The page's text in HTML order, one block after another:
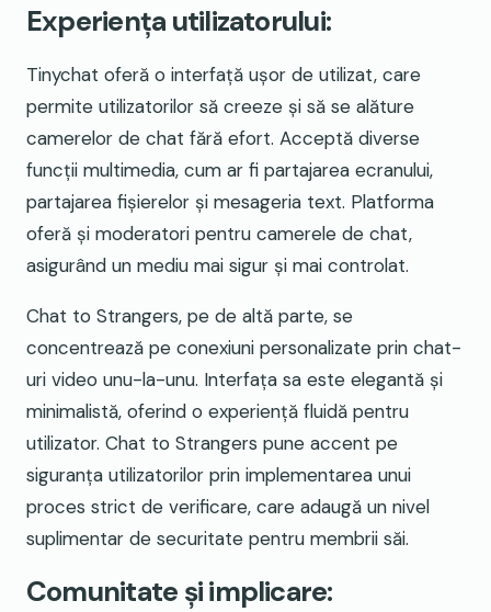
Experiența utilizatorului:
Tinychat oferă o interfață ușor de utilizat, care
permite utilizatorilor să creeze și să se alăture
camerelor de chat fără efort. Acceptă diverse
funcții multimedia, cum ar fi partajarea ecranului,
partajarea fișierelor și mesageria text. Platforma
oferă și moderatori pentru camerele de chat,
asigurând un mediu mai sigur și mai controlat.
Chat to Strangers, pe de altă parte, se
concentrează pe conexiuni personalizate prin chat-
uri video unu-la-unu. Interfața sa este elegantă și
minimalistă, oferind o experiență fluidă pentru
utilizator. Chat to Strangers pune accent pe
siguranța utilizatorilor prin implementarea unui
proces strict de verificare, care adaugă un nivel
suplimentar de securitate pentru membrii săi.
Comunitate și implicare: